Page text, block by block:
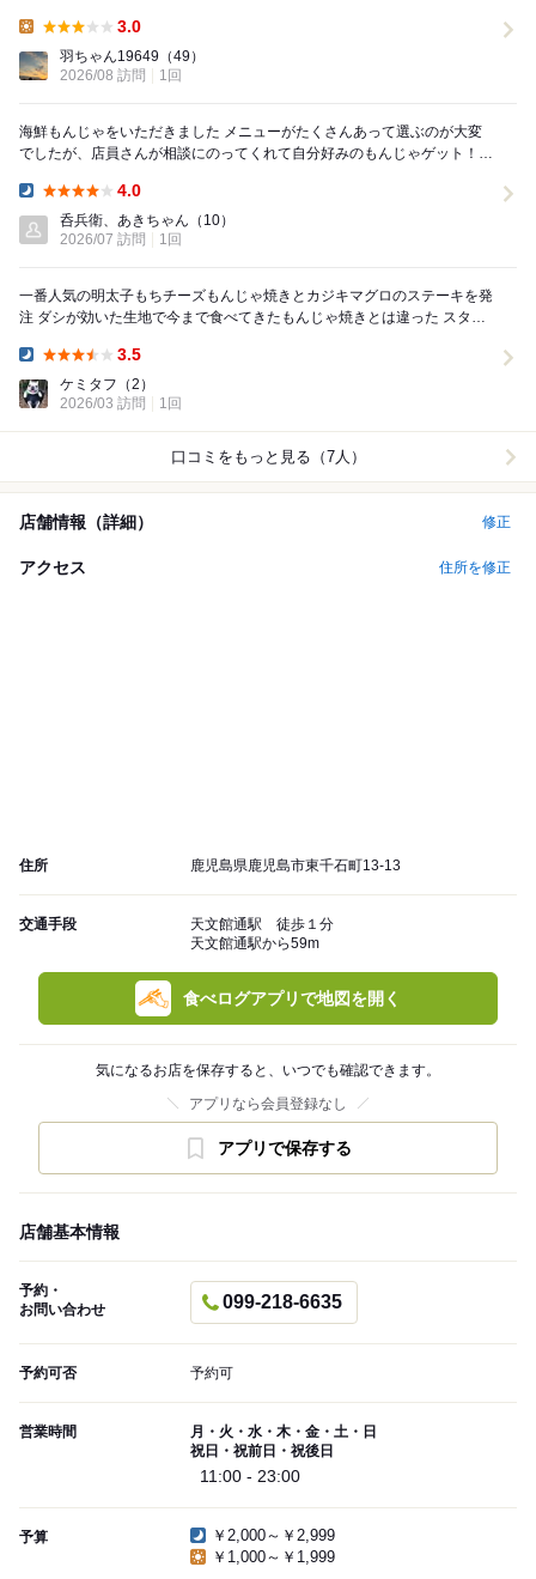
3.0
羽ちゃん19649 （49）
2026/08 訪問
1回
海鮮もんじゃをいただきました メニューがたくさんあって選ぶのが大変
でしたが、店員さんが相談にのってくれて自分好みのもんじゃゲット！
4.0
呑兵衛、あきちゃん （10）
2026/07 訪問
1回
一番人気の明太子もちチーズもんじゃ焼きとカジキマグロのステーキを発
注 ダシが効いた生地で今まで食べてきたもんじゃ焼きとは違った スタッ
3.5
ケミタフ （2）
2026/03 訪問
1回
口コミをもっと見る（7人）
店舗情報（詳細） 修正
アクセス 住所を修正
住所 鹿児島県鹿児島市東千石町13-13
交通手段
天文館通駅 徒歩１分
天文館通駅から59m
食べログアプリで地図を開く
気になるお店を保存すると、いつでも確認できます。
アプリなら会員登録なし
アプリで保存する
店舗基本情報
予約・
お問い合わせ
099-218-6635
予約可否 予約可
営業時間
月・火・水・木・金・土・日
祝日・祝前日・祝後日
11:00 - 23:00
予算
￥2,000～￥2,999
￥1,000～￥1,999